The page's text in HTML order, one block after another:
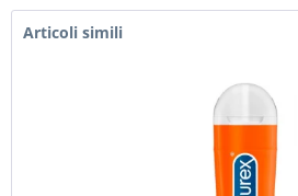
Articoli simili